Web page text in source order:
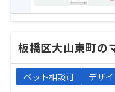
板橋区大山東町の
ペット相談可 デザ